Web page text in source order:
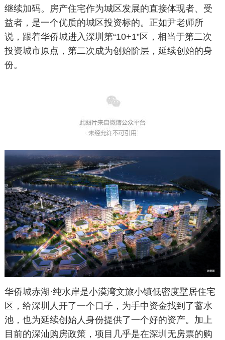
继续加码。房产住宅作为城区发展的直接体现者、受
益者，是一个优质的城区投资标的。正如尹老师所
说，跟着华侨城进入深圳第“10+1”区，相当于第二次
投资城市原点，第二次成为创始阶层，延续创始的身
份。
华侨城赤湖·纯水岸是小漠湾文旅小镇低密度墅居住宅
区，给深圳人开了一个口子，为手中资金找到了蓄水
池，也为延续创始人身份提供了一个好的资产。加上
目前的深汕购房政策，项目几乎是在深圳无房票的购